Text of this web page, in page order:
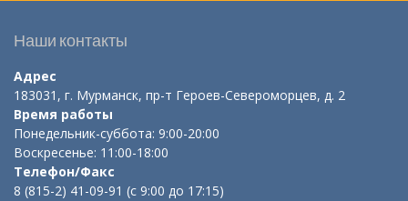
Наши контакты
Адрес
183031, г. Мурманск, пр-т Героев-Североморцев, д. 2
Время работы
Понедельник-суббота: 9:00-20:00
Воскресенье: 11:00-18:00
Телефон/Факс
8 (815-2) 41-09-91 (с 9:00 до 17:15)